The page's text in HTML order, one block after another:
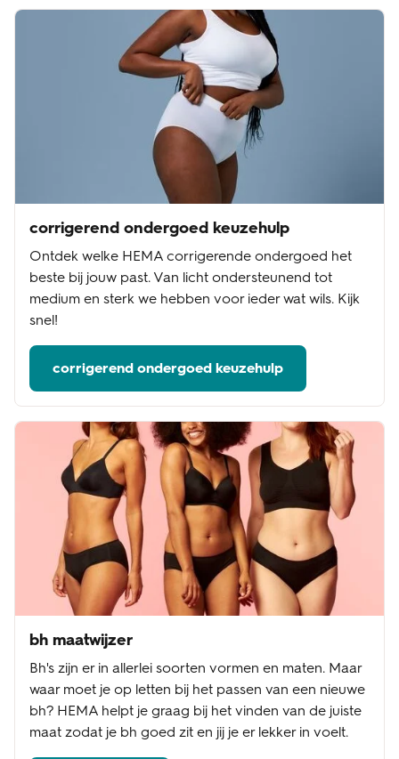
corrigerend ondergoed keuzehulp
Ontdek welke HEMA corrigerende ondergoed het
beste bij jouw past. Van licht ondersteunend tot
medium en sterk we hebben voor ieder wat wils. Kijk
snel!
corrigerend ondergoed keuzehulp
bh maatwijzer
Bh's zijn er in allerlei soorten vormen en maten. Maar
waar moet je op letten bij het passen van een nieuwe
bh? HEMA helpt je graag bij het vinden van de juiste
maat zodat je bh goed zit en jij je er lekker in voelt.